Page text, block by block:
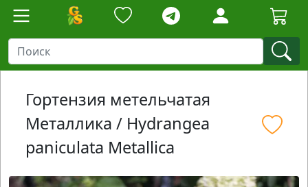
Гортензия метельчатая
Металлика / Hydrangea
paniculata Metallica